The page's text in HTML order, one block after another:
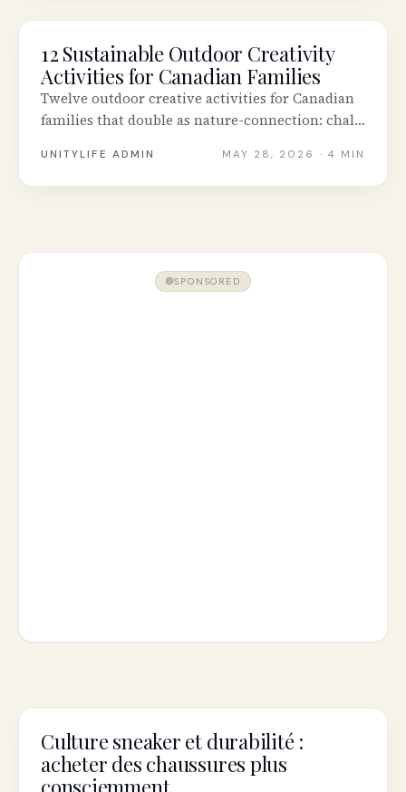
SUSTAINABILITY
12 Sustainable Outdoor Creativity
Activities for Canadian Families
Twelve outdoor creative activities for Canadian
families that double as nature-connection: chalk
builds and more.
UNITYLIFE ADMIN MAY 28, 2026 · 4 MIN
SPONSORED
SUSTAINABILITY
Culture sneaker et durabilité :
acheter des chaussures plus
consciemment